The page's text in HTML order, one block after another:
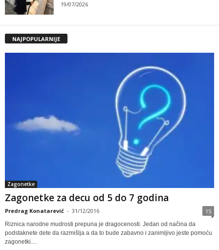
19/07/2026
NAJPOPULARNIJE
Zagonetke
Zagonetke za decu od 5 do 7 godina
Predrag Konatarević - 31/12/2016 15
Riznica narodne mudrosti prepuna je dragocenosti. Jedan od načina da
podstaknete dete da razmišlja a da to bude zabavno i zanimljivo jeste pomoću
zagonetki....